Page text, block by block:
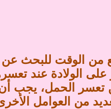
من الوقت للبحث عن
الولادة عند
تعسر الحمل، يجب
من العوامل